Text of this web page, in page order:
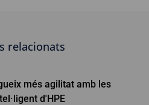
relacionats
més agilitat amb les
d'HPE